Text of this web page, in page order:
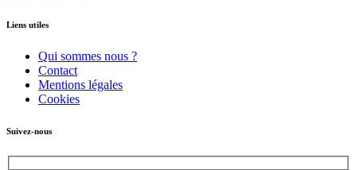
Liens utiles
Qui sommes nous ?
Contact
Mentions légales
Cookies
Suivez-nous